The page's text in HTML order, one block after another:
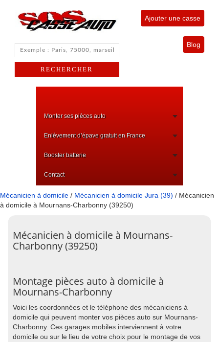
Ajouter une casse
Blog
Monter ses pièces auto
Enlèvement d’épave gratuit en France
Booster batterie
Contact
Mécanicien à domicile / Mécanicien à domicile Jura (39) / Mécanicien
à domicile à Mournans-Charbonny (39250)
Mécanicien à domicile à Mournans-
Charbonny (39250)
Montage pièces auto à domicile à
Mournans-Charbonny
Voici les coordonnées et le téléphone des mécaniciens à
domicile qui peuvent monter vos pièces auto sur Mournans-
Charbonny. Ces garages mobiles interviennent à votre
domicile ou sur le lieu de votre choix pour le montage de vos